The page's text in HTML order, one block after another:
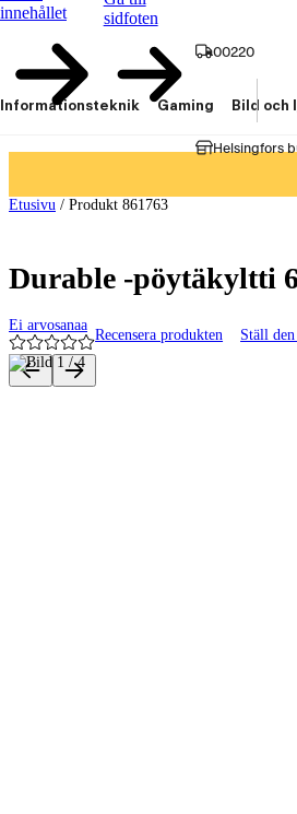
innehållet
sidfoten
00220
Helsingfors
Informationsteknik Gaming Bild och
Etusivu / Produkt 861763
Durable -pöytäkyltti
Ei arvosanaa
Recensera produkten Ställ
Produktbilder och videor